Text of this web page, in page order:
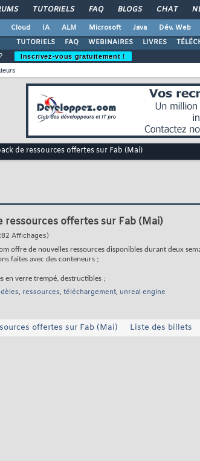
TUTORIELS FAQ BLOGS CHAT
Cloud IA ALM Microsoft Java Dév. Web
TUTORIELS
FAQ WEBINAIRES LIVRES
Inscrivez-vous gratuitement !
de ressources offertes sur Fab (Mai)
ressources offertes sur Fab (Mai)
Affichages)
offre de nouvelles ressources disponibles durant deux
faites avec des conteneurs ;
en verre trempé, destructibles ;
, ressources, téléchargement, unreal engine
offertes sur Fab (Mai) Liste des billets